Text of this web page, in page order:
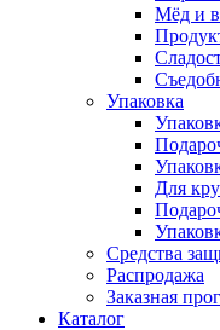
Мёд и
Упаковка
Для
Средства
Распродажа
Заказная
Каталог